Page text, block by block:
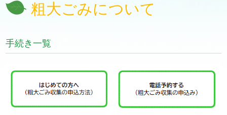
粗大ごみについて
手続き一覧